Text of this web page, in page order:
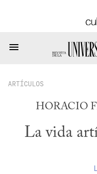
ARTÍCULOS
HORACIO
La vida